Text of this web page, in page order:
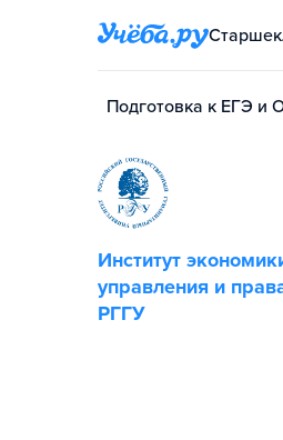
Подготовка к ЕГЭ и
Институт
управления и
РГГУ